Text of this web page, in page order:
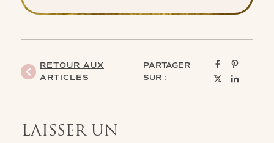
RETOUR AUX
ARTICLES
PARTAGER
SUR :
LAISSER UN